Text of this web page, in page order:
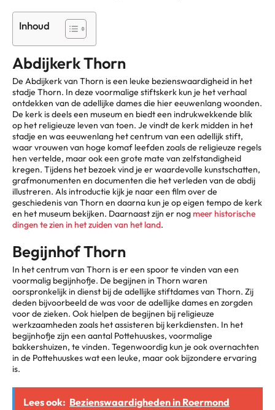
Inhoud
Abdijkerk Thorn
De Abdijkerk van Thorn is een leuke bezienswaardigheid in het
stadje Thorn. In deze voormalige stiftskerk kun je het verhaal
ontdekken van de adellijke dames die hier eeuwenlang woonden.
De kerk is deels een museum en biedt een indrukwekkende blik
op het religieuze leven van toen. Je vindt de kerk midden in het
stadje en was eeuwenlang het centrum van een adellijk stift,
waar vrouwen van hoge komaf leefden zoals de religieuze regels
hen vertelde, maar ook een grote mate van zelfstandigheid
kregen. Tijdens het bezoek vind je er waardevolle kunstschatten,
grafmonumenten en documenten die het verleden van de abdij
illustreren. Als introductie kijk je naar een film over de
geschiedenis van Thorn en daarna kun je op eigen tempo de kerk
en het museum bekijken. Daarnaast zijn er nogmeer historische
dingen te zien in het zuiden van het land.
Begijnhof Thorn
In het centrum van Thorn is er een spoor te vinden van een
voormalig begijnhofje. De begijnen in Thorn waren
oorspronkelijk in dienst bij de adellijke stiftdames van Thorn. Zij
deden bijvoorbeeld de was voor de adellijke dames en zorgden
voor de zieken. Ook hielpen de begijnen bij religieuze
werkzaamheden zoals het assisteren bij kerkdiensten. In het
begijnhofje zijn een aantal Pottehuuskes, voormalige
bakkershuizen, te vinden. Tegenwoordig kun je ook overnachten
in de Pottehuuskes wat een leuke, maar ook bijzondere ervaring
is.
Lees ook: Bezienswaardigheden in Roermond